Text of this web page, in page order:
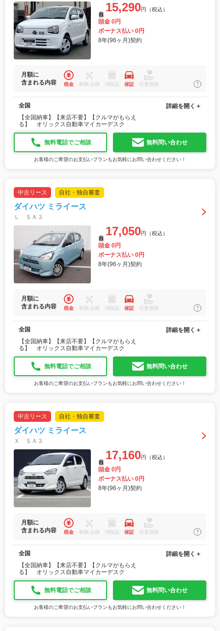
15,290円（税込）
頭金 0円
ボーナス払い 0円
8年(96ヶ月)契約
月額に
含まれる内容
税金 車検/点検 消耗品 保証 任意保険
全国
【全国納車】【来店不要】【クルマがもらえ
る】 オリックス自動車マイカーデスク
詳細を開く＋
無料電話でご相談 無料問い合わせ
お客様のご希望のお支払いプランもお気軽にお問い合わせください！
中古リース 自社・独自審査
ダイハツ ミライース
Ｌ ＳＡ３
17,050円（税込）
頭金 0円
ボーナス払い 0円
8年(96ヶ月)契約
月額に
含まれる内容
税金 車検/点検 消耗品 保証 任意保険
全国
【全国納車】【来店不要】【クルマがもらえ
る】 オリックス自動車マイカーデスク
詳細を開く＋
無料電話でご相談 無料問い合わせ
お客様のご希望のお支払いプランもお気軽にお問い合わせください！
中古リース 自社・独自審査
ダイハツ ミライース
Ｘ ＳＡ３
17,160円（税込）
頭金 0円
ボーナス払い 0円
8年(96ヶ月)契約
月額に
含まれる内容
税金 車検/点検 消耗品 保証 任意保険
全国
【全国納車】【来店不要】【クルマがもらえ
る】 オリックス自動車マイカーデスク
詳細を開く＋
無料電話でご相談 無料問い合わせ
お客様のご希望のお支払いプランもお気軽にお問い合わせください！